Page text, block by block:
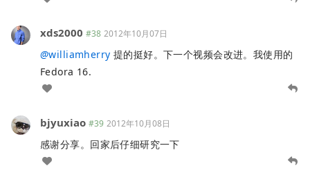
xds2000 #38 2012年10月07日
@williamherry 提的挺好。下一个视频会改进。我使用的
Fedora 16.
bjyuxiao #39 2012年10月08日
感谢分享。回家后仔细研究一下